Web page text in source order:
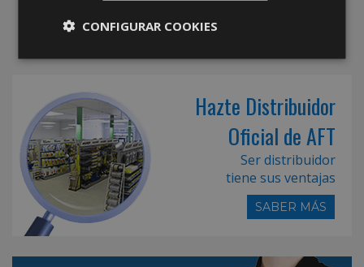
Hazte Distribuidor
Oficial de AFT
Ser distribuidor
tiene sus ventajas
SABER MÁS
CONFIGURAR COOKIES